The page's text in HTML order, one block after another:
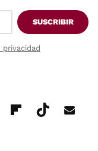
SUSCRIBIR